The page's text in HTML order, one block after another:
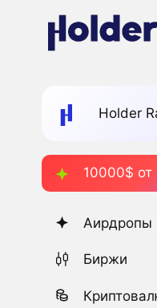
Holder
10000$ от
Аирдропы
Биржи